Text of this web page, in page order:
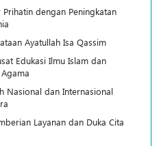
dengan Peningkatan
Ayatullah Isa Qassim
Edukasi Ilmu Islam dan
Nasional dan Internasional
Layanan dan Duka Cita